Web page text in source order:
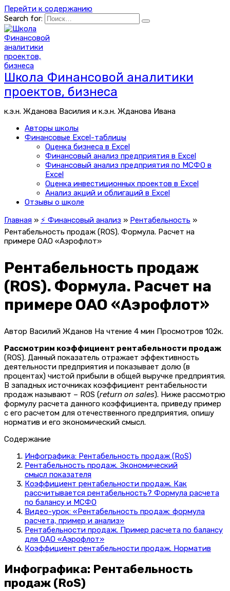
Перейти к содержанию
Search for:
Школа Финансовой аналитики
проектов, бизнеса
к.э.н. Жданова Василия и к.э.н. Жданова Ивана
Авторы школы
Финансовые Excel-таблицы
Оценка бизнеса в Excel
Финансовый анализ предприятия в Excel
Финансовый анализ предприятия по МСФО в
Excel
Оценка инвестиционных проектов в Excel
Анализ акций и облигаций в Excel
Отзывы о школе
Главная » ⚡ Финансовый анализ » Рентабельность »
Рентабельность продаж (ROS). Формула. Расчет на
примере ОАО «Аэрофлот»
Рентабельность продаж
(ROS). Формула. Расчет на
примере ОАО «Аэрофлот»
Автор Василий Жданов На чтение 4 мин Просмотров 102к.
Рассмотрим коэффициент рентабельности продаж
(ROS). Данный показатель отражает эффективность
деятельности предприятия и показывает долю (в
процентах) чистой прибыли в общей выручке предприятия.
В западных источниках коэффициент рентабельности
продаж называют – ROS (return on sales). Ниже рассмотрю
формулу расчета данного коэффициента, приведу пример
с его расчетом для отечественного предприятия, опишу
норматив и его экономический смысл.
Содержание
Инфографика: Рентабельность продаж (RoS)
Рентабельность продаж. Экономический
смысл показателя
Коэффициент рентабельности продаж. Как
рассчитывается рентабельность? Формула расчета
по балансу и МСФО
Видео-урок: «Рентабельность продаж: формула
расчета, пример и анализ»
Рентабельности продаж. Пример расчета по балансу
для ОАО «Аэрофлот»
Коэффициент рентабельности продаж. Норматив
Инфографика: Рентабельность
продаж (RoS)